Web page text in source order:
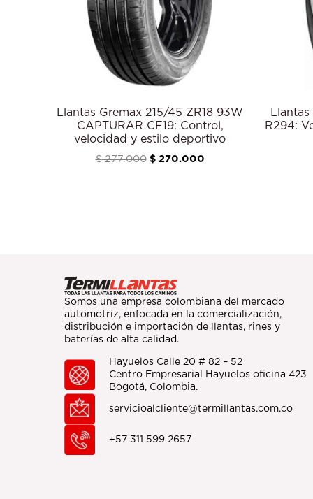
Llantas Gremax 215/45 ZR18 93W
CAPTURAR CF19: Control,
velocidad y estilo deportivo
$277.000 $270.000
R294:
Somos una empresa colombiana del mercado
automotriz, enfocada en la comercialización,
distribución e importación de llantas, rines y
baterías de alta calidad.
Hayuelos Calle 20 # 82 – 52
Centro Empresarial Hayuelos oficina 423
Bogotá, Colombia.
servicioalcliente@termillantas.com.co
+57 311 599 2657